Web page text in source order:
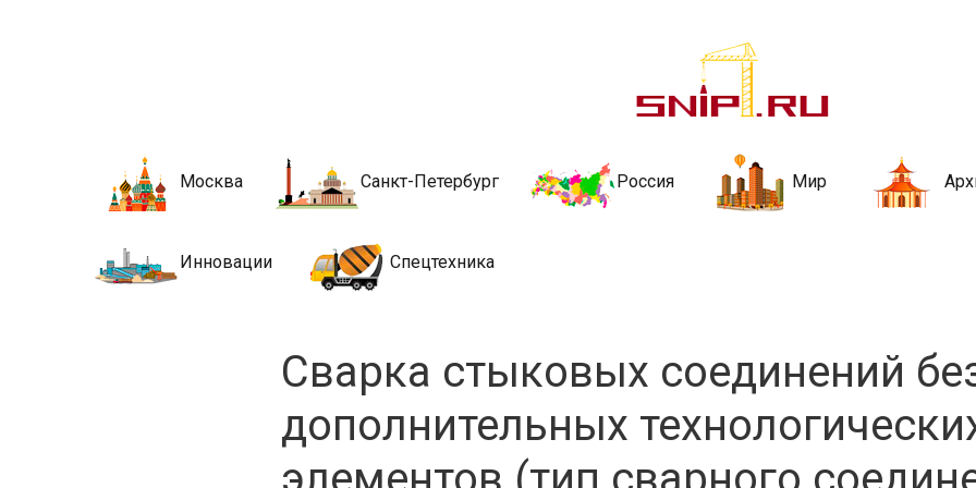
Новости строительства и
стройкой рубрики
Москва Санкт-Петербург Россия Мир
Инновации Спецтехника
Сварка стыковых соединений
дополнительных